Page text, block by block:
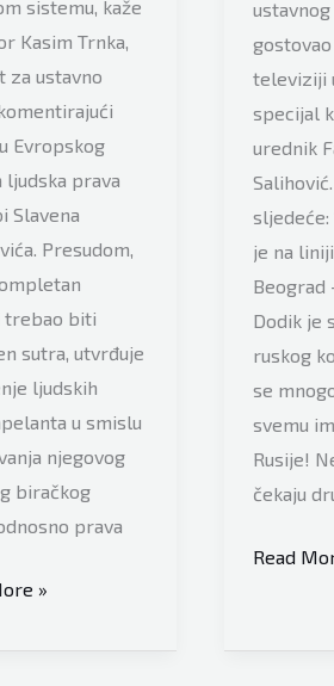
sistemu, kaže
Kasim Trnka,
za ustavno
Evropskog
ljudska prava
Slavena
Presudom,
trebao biti
sutra, utvrđuje
ljudskih
u smislu
njegovog
biračkog
prava
»
gostovao
televiziji
specijal
urednik
sljedeće:
je na
Beograd
Dodik je
ruskog
se
svemu
Rusije!
čekaju
Ekspert
Read